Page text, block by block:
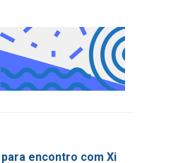
encontro com Xi